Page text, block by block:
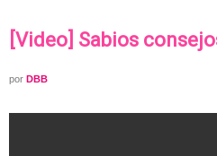
[Video] Sabios
por DBB